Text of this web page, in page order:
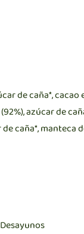
de caña*, cacao
azúcar de
caña*, manteca